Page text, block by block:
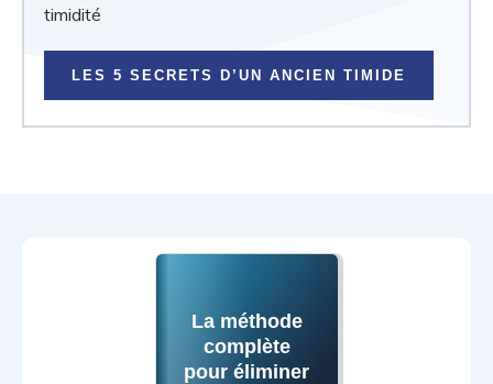
timidité
LES 5 SECRETS D’UN ANCIEN TIMIDE
La méthode
complète
pour éliminer